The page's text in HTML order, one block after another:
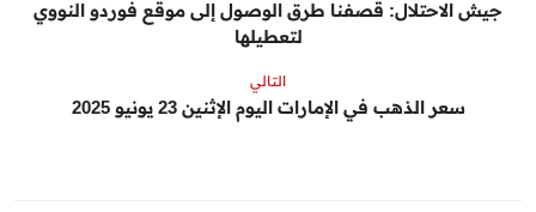
جيش الاحتلال: قصفنا طرق الوصول إلى موقع فوردو النووي
لتعطيلها
التالي
سعر الذهب في الإمارات اليوم الإثنين 23 يونيو 2025